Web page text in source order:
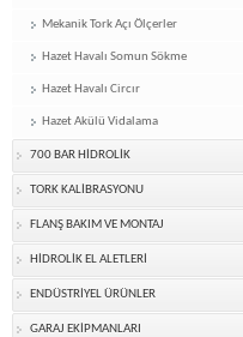
Mekanik Tork Açı Ölçerler
Hazet Havalı Somun Sökme
Hazet Havalı Circır
Hazet Akülü Vidalama
700 BAR HİDROLİK
TORK KALİBRASYONU
FLANŞ BAKIM VE MONTAJ
HİDROLİK EL ALETLERİ
ENDÜSTRİYEL ÜRÜNLER
GARAJ EKİPMANLARI